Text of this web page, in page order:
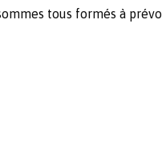
tous formés à